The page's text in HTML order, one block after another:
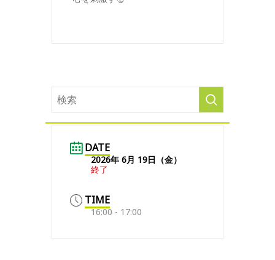
DATE
2026年 6月 19日（金）
終了
TIME
16:00 - 17:00